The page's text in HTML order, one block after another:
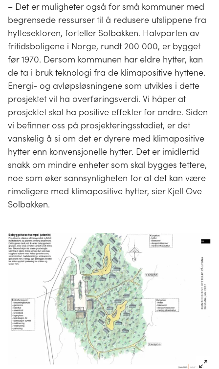
– Det er muligheter også for små kommuner med
begrensede ressurser til å redusere utslippene fra
hyttesektoren, forteller Solbakken. Halvparten av
fritidsboligene i Norge, rundt 200 000, er bygget
før 1970. Dersom kommunen har eldre hytter, kan
de ta i bruk teknologi fra de klimapositive hyttene.
Energi- og avløpsløsningene som utvikles i dette
prosjektet vil ha overføringsverdi. Vi håper at
prosjektet skal ha positive effekter for andre. Siden
vi befinner oss på prosjekteringsstadiet, er det
vanskelig å si om det er dyrere med klimapositive
hytter enn konvensjonelle hytter. Det er imidlertid
snakk om mindre enheter som skal bygges tettere,
noe som øker sannsynligheten for at det kan være
rimeligere med klimapositive hytter, sier Kjell Ove
Solbakken.